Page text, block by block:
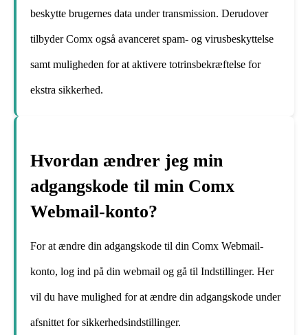
beskytte brugernes data under transmission. Derudover
tilbyder Comx også avanceret spam- og virusbeskyttelse
samt muligheden for at aktivere totrinsbekræftelse for
ekstra sikkerhed.
Hvordan ændrer jeg min
adgangskode til min Comx
Webmail-konto?
For at ændre din adgangskode til din Comx Webmail-
konto, log ind på din webmail og gå til Indstillinger. Her
vil du have mulighed for at ændre din adgangskode under
afsnittet for sikkerhedsindstillinger.